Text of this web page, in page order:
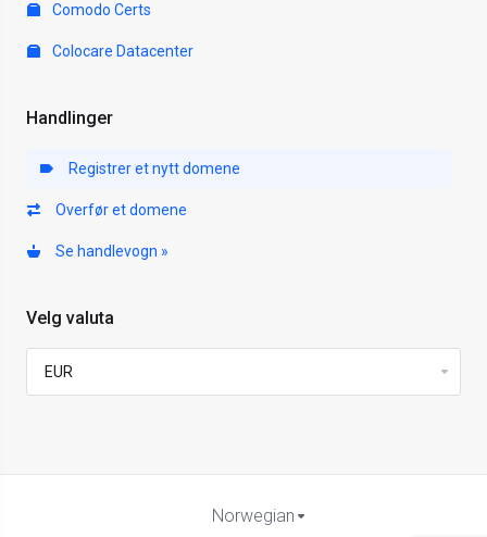
Comodo Certs
Colocare Datacenter
Handlinger
Registrer et nytt domene
Overfør et domene
Se handlevogn »
Velg valuta
Norwegian